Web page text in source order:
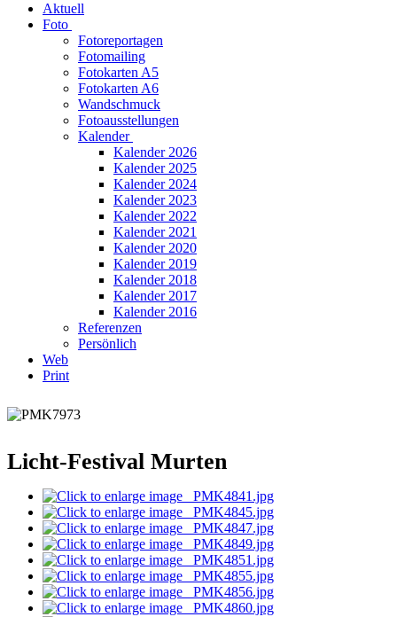
Aktuell
Foto
Fotoreportagen
Fotomailing
Fotokarten A5
Fotokarten A6
Wandschmuck
Fotoausstellungen
Kalender
Kalender 2026
Kalender 2025
Kalender 2024
Kalender 2023
Kalender 2022
Kalender 2021
Kalender 2020
Kalender 2019
Kalender 2018
Kalender 2017
Kalender 2016
Referenzen
Persönlich
Web
Print
Licht-Festival Murten